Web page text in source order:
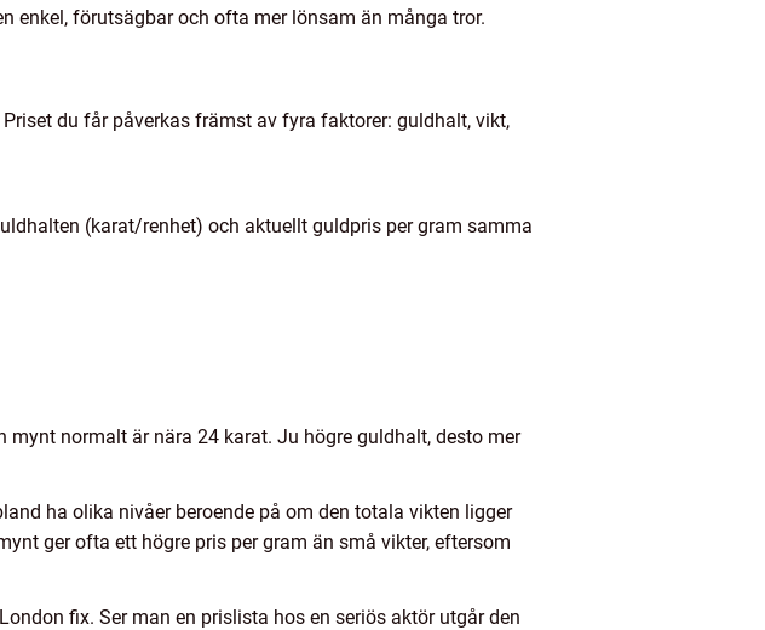
enkel, förutsägbar och ofta mer lönsam än många tror.
du får påverkas främst av fyra faktorer: guldhalt, vikt,
(karat/renhet) och aktuellt guldpris per gram samma
normalt är nära 24 karat. Ju högre guldhalt, desto mer
ha olika nivåer beroende på om den totala vikten ligger
ger ofta ett högre pris per gram än små vikter, eftersom
fix. Ser man en prislista hos en seriös aktör utgår den